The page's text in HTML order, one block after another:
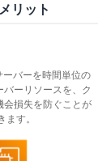
リット
ーバーを時間単位の
ーリソースを、ク
会損失を防ぐことが
す。